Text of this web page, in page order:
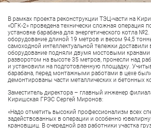
В рамках проекта реконструкции ТЭЦ-части на
«ОГК-2» проведена технически сложная операция
установке барабана для энергетического котла
оборудование длиной 19 метров и весом 94,5
самоходной интеллектуальной тележки доставили
оборудование подняли двумя мостовыми
разворотом на высоте 35 метров, пронесли над
и установили на подготовленную площадку.
барабана, перед монтажными работами в цехе
демонтированы части металлических и бетонных
Заместитель директора – главный инженер
Киришская ГРЭС Сергей Миронов:
«Надо отметить высокий профессионализм всех
задействованных в операции и особенно
крановщиц. В очередной раз работники участка